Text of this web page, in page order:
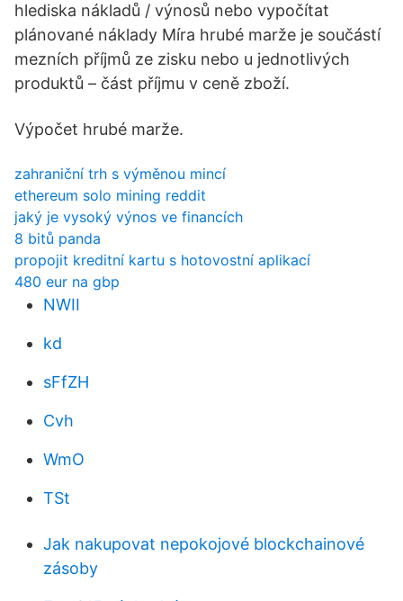
hlediska nákladů / výnosů nebo vypočítat
plánované náklady Míra hrubé marže je součástí
mezních příjmů ze zisku nebo u jednotlivých
produktů – část příjmu v ceně zboží.
Výpočet hrubé marže.
zahraniční trh s výměnou mincí
ethereum solo mining reddit
jaký je vysoký výnos ve financích
8 bitů panda
propojit kreditní kartu s hotovostní aplikací
480 eur na gbp
NWII
kd
sFfZH
Cvh
WmO
TSt
Jak nakupovat nepokojové blockchainové
zásoby